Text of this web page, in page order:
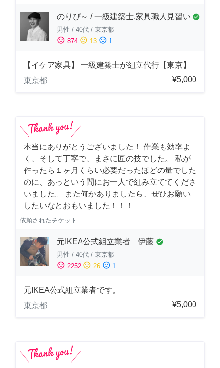
のりぴ～ / 一級建築士,家具職人見習い check_circle
男性 / 40代 / 東京都
sentiment_satisfied 874 sentiment_neutral 13 sentiment_dissatisfied 1
【イケア家具】 一級建築士が組立代行【東京】
東京都
¥5,000
本当にありがとうございました！ 作業も効率よ
く、そして丁寧で、まさに匠の技でした。 私が
作ったら１ヶ月くらい必要だったほどの量でした
のに、あっという間にお一人で組み立ててくださ
いました。 また何かありましたら、ぜひお願い
したいなとおもいました！！！
依頼されたチケット
元IKEA公式組立業者 伊藤 check_circle
男性 / 40代 / 東京都
sentiment_satisfied 2252 sentiment_neutral 26 sentiment_dissatisfied 1
元IKEA公式組立業者です。
東京都
¥5,000